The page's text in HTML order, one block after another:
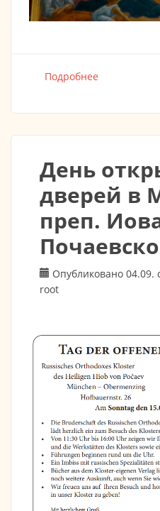
Подробнее
День
дверей в
преп.
Опубликовано 04.09.
root